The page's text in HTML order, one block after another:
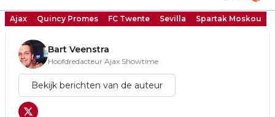
Ajax Quincy Promes FC Twente Sevilla Spartak Moskou
Bart Veenstra
Hoofdredacteur Ajax Showtime
Bekijk berichten van de auteur